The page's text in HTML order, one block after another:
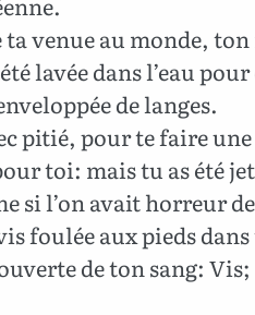
ta venue au monde,
lavée dans l’eau
de langes.
pitié, pour te faire une
toi: mais tu as été
si l’on avait horreur
foulée aux pieds
de ton sang: